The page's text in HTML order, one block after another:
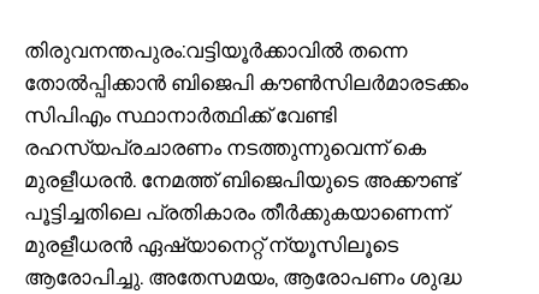
തിരുവനന്തപുരം:വട്ടിയൂർക്കാവിൽ തന്നെ
തോൽപ്പിക്കാൻ ബിജെപി കൗൺസിലർമാരടക്കം
സിപിഎം സ്ഥാനാർത്ഥിക്ക് വേണ്ടി
രഹസ്യപ്രചാരണം നടത്തുന്നുവെന്ന് കെ
മുരളീധരൻ. നേമത്ത് ബിജെപിയുടെ അക്കൗണ്ട്
പൂട്ടിച്ചതിലെ പ്രതികാരം തീർക്കുകയാണെന്ന്
മുരളീധരൻ ഏഷ്യാനെറ്റ് ന്യൂസിലൂടെ
ആരോപിച്ചു. അതേസമയം, ആരോപണം ശുദ്ധ